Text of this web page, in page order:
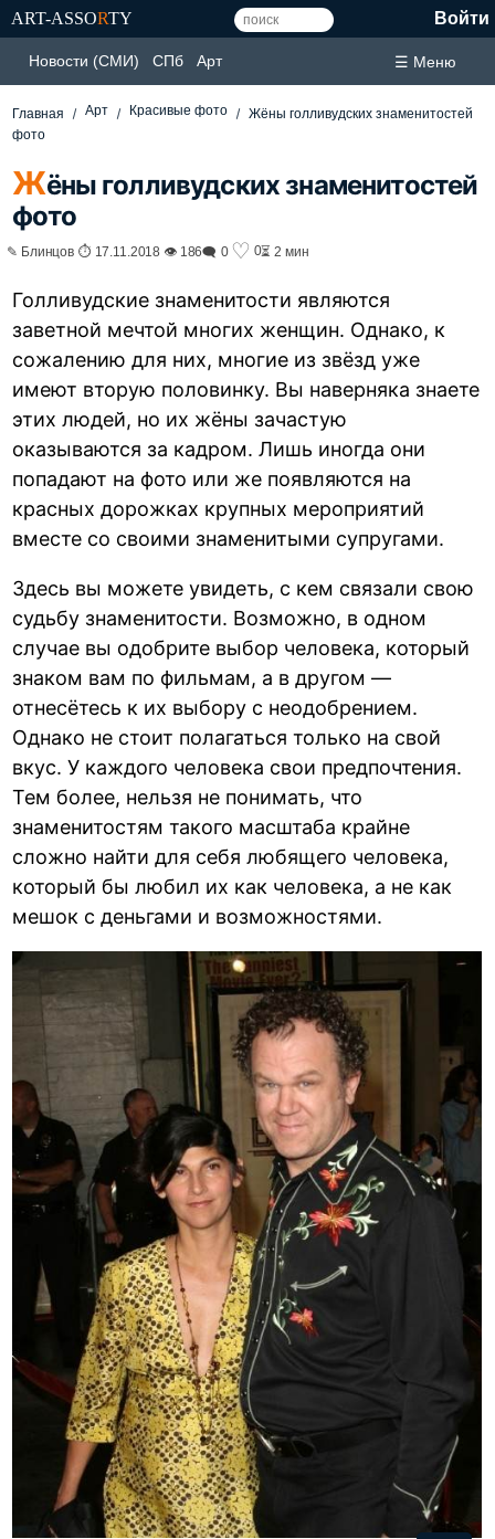
ART-ASSORTY Войти
Новости (СМИ) СПб Арт ☰ Меню
Главная Арт Красивые фото
Жёны голливудских знаменитостей
фото
Жёны голливудских знаменитостей
фото
✎ Блинцов ⏱ 17.11.2018 👁 186🗨 0 ♡ 0⏳ 2 мин
Голливудские знаменитости являются
заветной мечтой многих женщин. Однако, к
сожалению для них, многие из звёзд уже
имеют вторую половинку. Вы наверняка знаете
этих людей, но их жёны зачастую
оказываются за кадром. Лишь иногда они
попадают на фото или же появляются на
красных дорожках крупных мероприятий
вместе со своими знаменитыми супругами.
Здесь вы можете увидеть, с кем связали свою
судьбу знаменитости. Возможно, в одном
случае вы одобрите выбор человека, который
знаком вам по фильмам, а в другом —
отнесётесь к их выбору с неодобрением.
Однако не стоит полагаться только на свой
вкус. У каждого человека свои предпочтения.
Тем более, нельзя не понимать, что
знаменитостям такого масштаба крайне
сложно найти для себя любящего человека,
который бы любил их как человека, а не как
мешок с деньгами и возможностями.